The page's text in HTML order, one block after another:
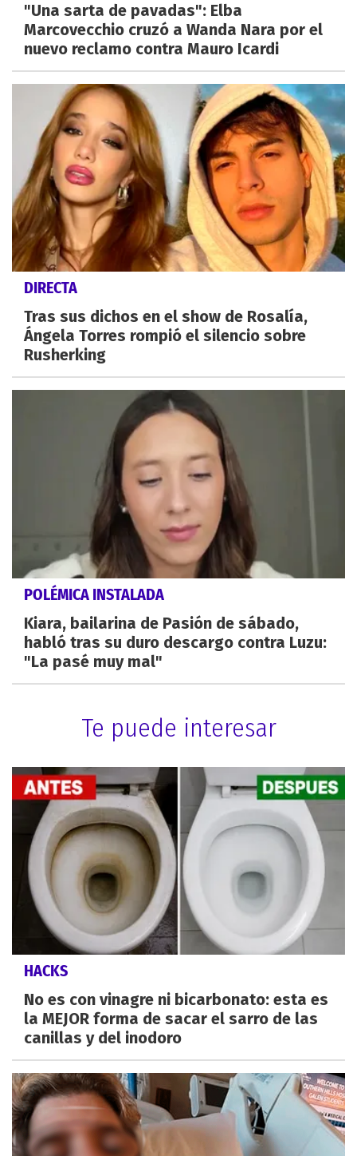
"Una sarta de pavadas": Elba
Marcovecchio cruzó a Wanda Nara por el
nuevo reclamo contra Mauro Icardi
DIRECTA
Tras sus dichos en el show de Rosalía,
Ángela Torres rompió el silencio sobre
Rusherking
POLÉMICA INSTALADA
Kiara, bailarina de Pasión de sábado,
habló tras su duro descargo contra Luzu:
"La pasé muy mal"
Te puede interesar
HACKS
No es con vinagre ni bicarbonato: esta es
la MEJOR forma de sacar el sarro de las
canillas y del inodoro